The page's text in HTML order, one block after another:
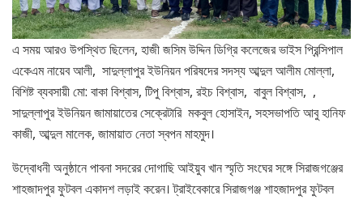
এ সময় আরও উপস্থিত ছিলেন, হাজী জসিম উদ্দিন ডিগ্রি কলেজের ভাইস প্রিন্সিপাল
একেএম নায়েব আলী, সাদুল্লাপুর ইউনিয়ন পরিষদের সদস্য আব্দুল আলীম মোল্লা,
বিশিষ্ট ব্যবসায়ী মো: বাকা বিশ্বাস, টিপু বিশ্বাস, রইচ বিশ্বাস, বাবুল বিশ্বাস, ,
সাদুল্লাপুর ইউনিয়ন জামায়াতের সেক্রেটারি মকবুল হোসাইন, সহসভাপতি আবু হানিফ
কাজী, আব্দুল মালেক, জামায়াত নেতা স্বপন মাহমুদ।
উদ্বোধনী অনুষ্ঠানে পাবনা সদরের দোগাছি আইয়ুব খান স্মৃতি সংঘের সঙ্গে সিরাজগঞ্জের
শাহজাদপুর ফুটবল একাদশ লড়াই করেন। ট্রাইবেকারে সিরাজগঞ্জ শাহজাদপুর ফুটবল